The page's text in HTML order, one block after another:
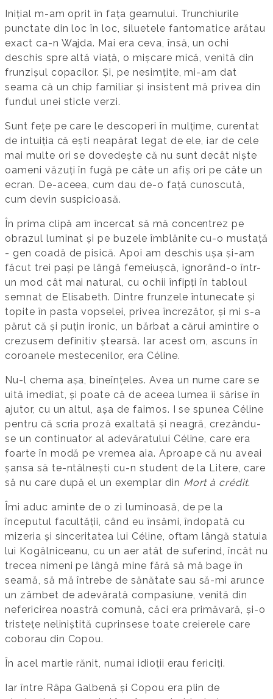
Inițial m-am oprit în fața geamului. Trunchiurile
punctate din loc în loc, siluetele fantomatice arătau
exact ca-n Wajda. Mai era ceva, însă, un ochi
deschis spre altă viață, o mișcare mică, venită din
frunzișul copacilor. Și, pe nesimțite, mi-am dat
seama că un chip familiar și insistent mă privea din
fundul unei sticle verzi.
Sunt fețe pe care le descoperi în mulțime, curentat
de intuiția că ești neapărat legat de ele, iar de cele
mai multe ori se dovedește că nu sunt decât niște
oameni văzuți în fugă pe câte un afiș ori pe câte un
ecran. De-aceea, cum dau de-o față cunoscută,
cum devin suspicioasă.
În prima clipă am încercat să mă concentrez pe
obrazul luminat și pe buzele îmblănite cu-o mustață
- gen coadă de pisică. Apoi am deschis ușa și-am
făcut trei pași pe lângă femeiușcă, ignorând-o într-
un mod cât mai natural, cu ochii înfipți în tabloul
semnat de Elisabeth. Dintre frunzele întunecate și
topite în pasta vopselei, privea încrezător, și mi s-a
părut că și puțin ironic, un bărbat a cărui amintire o
crezusem definitiv ștearsă. Iar acest om, ascuns în
coroanele mestecenilor, era Céline.
Nu-l chema așa, bineînțeles. Avea un nume care se
uită imediat, și poate că de aceea lumea îi sărise în
ajutor, cu un altul, așa de faimos. I se spunea Céline
pentru că scria proză exaltată și neagră, crezându-
se un continuator al adevăratului Céline, care era
foarte în modă pe vremea aia. Aproape că nu aveai
șansa să te-ntâlnești cu-n student de la Litere, care
să nu care după el un exemplar din Mort à crédit.
Îmi aduc aminte de o zi luminoasă, de pe la
începutul facultății, când eu însămi, îndopată cu
mizeria și sinceritatea lui Céline, oftam lângă statuia
lui Kogălniceanu, cu un aer atât de suferind, încât nu
trecea nimeni pe lângă mine fără să mă bage în
seamă, să mă întrebe de sănătate sau să-mi arunce
un zâmbet de adevărată compasiune, venită din
nefericirea noastră comună, căci era primăvară, și-o
tristețe neliniștită cuprinsese toate creierele care
coborau din Copou.
În acel martie rănit, numai idioții erau fericiți.
Iar între Râpa Galbenă și Copou era plin de